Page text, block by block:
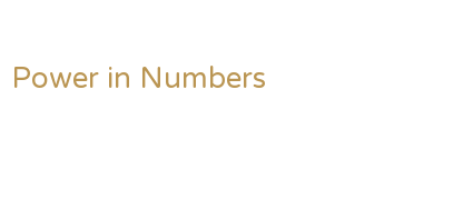
Power in Numbers